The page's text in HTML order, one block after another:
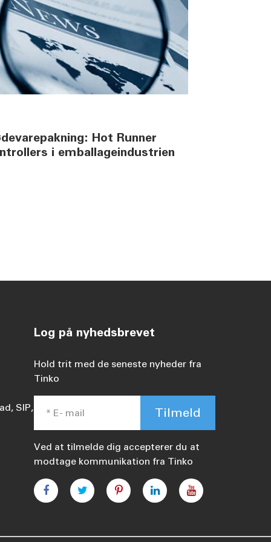
Hot Runner
i emballageindustrien
SIP,
Log på nyhedsbrevet
Hold trit med de seneste nyheder fra
Tinko
Tilmeld
Ved at tilmelde dig accepterer du at
modtage kommunikation fra Tinko